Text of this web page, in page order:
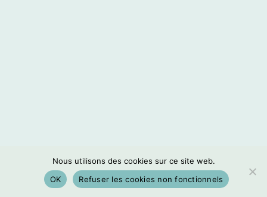
Nous utilisons des cookies sur ce site web.
OK
Refuser les cookies non fonctionnels